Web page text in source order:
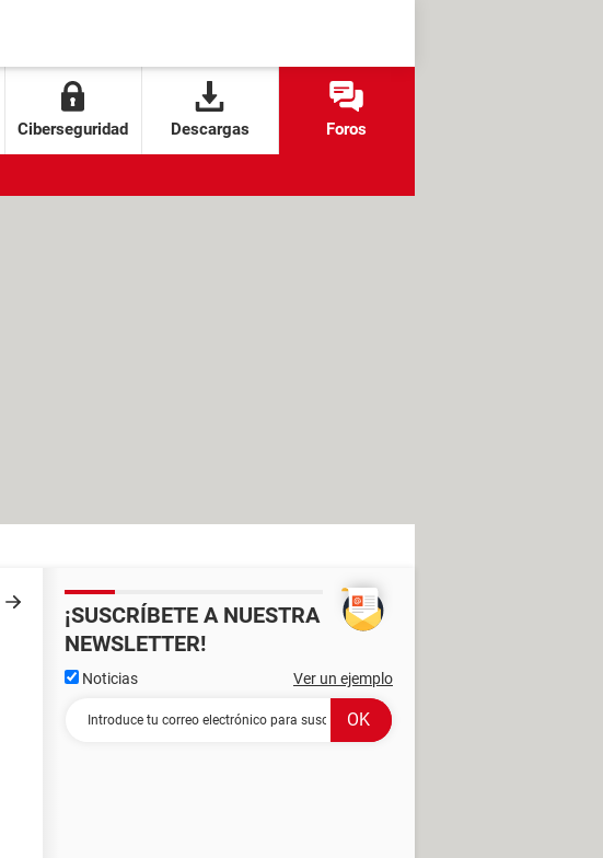
Ciberseguridad Descargas Foros
¡SUSCRÍBETE A NUESTRA
NEWSLETTER!
Noticias Ver un ejemplo